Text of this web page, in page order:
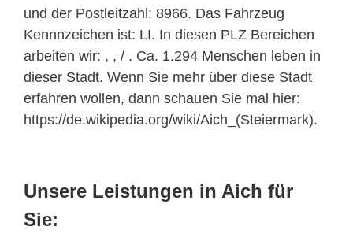
und der Postleitzahl: 8966. Das Fahrzeug
Kennnzeichen ist: LI. In diesen PLZ Bereichen
arbeiten wir: , , / . Ca. 1.294 Menschen leben in
dieser Stadt. Wenn Sie mehr über diese Stadt
erfahren wollen, dann schauen Sie mal hier:
https://de.wikipedia.org/wiki/Aich_(Steiermark).
Unsere Leistungen in Aich für
Sie: